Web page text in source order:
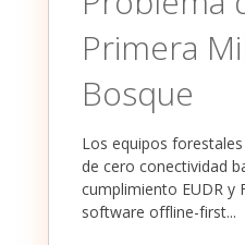
Primera
Bosque
Los equipos
de cero conectividad
cumplimiento EUDR y
software offline-first...